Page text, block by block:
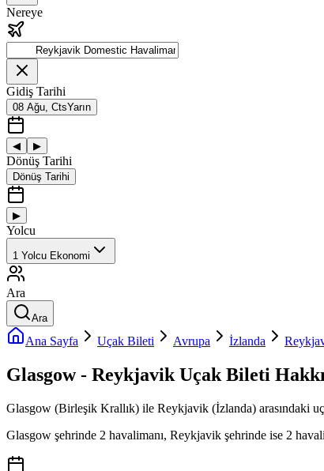
Nereye
Gidiş Tarihi
08 Ağu, CtsYarın
◀ ▶
Dönüş Tarihi
Dönüş Tarihi
▶
Yolcu
1 Yolcu Ekonomi
Ara
Ara
Ana Sayfa Uçak Bileti Avrupa İzlanda
Glasgow - Reykjavik Uçak Bileti
Glasgow (Birleşik Krallık) ile Reykjavik (İzlanda) arasındaki
Glasgow şehrinde 2 havalimanı, Reykjavik şehrinde ise 2